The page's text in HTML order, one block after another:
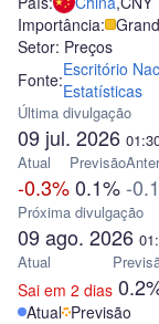
Importância:
Setor: Preços
Fonte:Escritório
Estatísticas
Última divulgação
09 jul. 2026
Atual
-0.3%
Previsão
0.1%-
Próxima divulgação
09 ago. 2026
Atual
Sai em 2 dias
Atual Previsão